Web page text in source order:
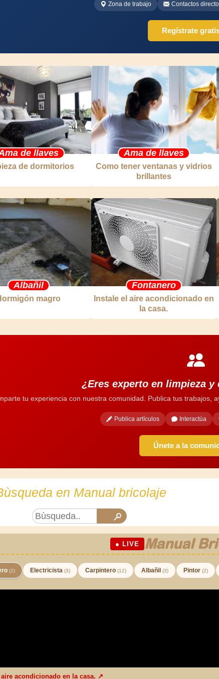
Zona de trabajo Contactos
Regístrate
de llaves
de dormitorios
Ama de llaves
Como tener ventanas y vidrios
brillantes
Albañil
magro
Fontanero
Instale el aire acondicionado en
la casa.
¿Eres experto en limpieza
tu experiencia con nuestra comunidad. Publica tus trabajos,
Publica artículos Interactúa
Únete a la
en Manual bricolaje
● LIVE Manual
(2) Electricista (3) Carpintero (12) Albañil (3) Pintor (2)
acondicionado en la casa. ↗